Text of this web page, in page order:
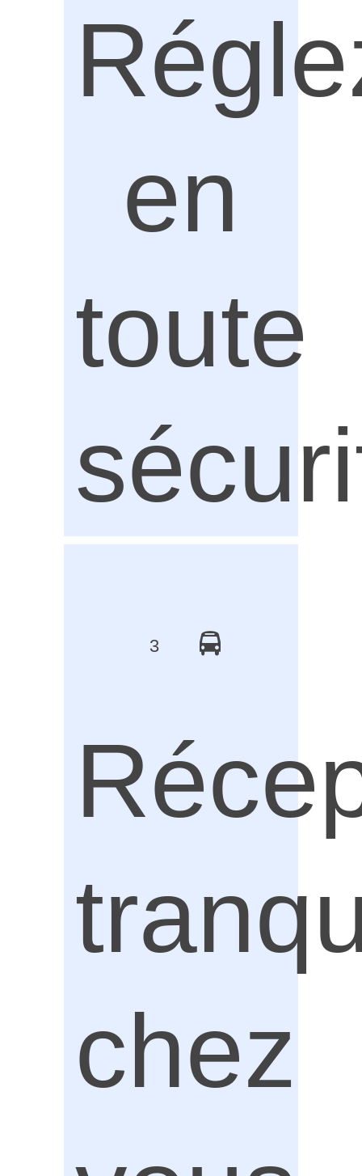
en
toute
3
chez